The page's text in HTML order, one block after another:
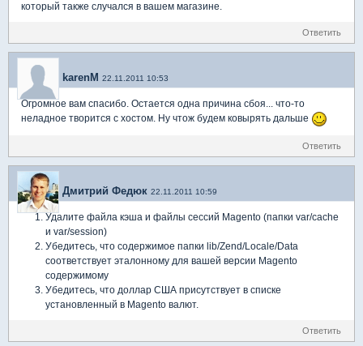
который также случался в вашем магазине.
Ответить
karenM 22.11.2011 10:53
Огромное вам спасибо. Остается одна причина сбоя... что-то
неладное творится с хостом. Ну чтож будем ковырять дальше
Ответить
Дмитрий Федюк 22.11.2011 10:59
Удалите файла кэша и файлы сессий Magento (папки var/cache
и var/session)
Убедитесь, что содержимое папки lib/Zend/Locale/Data
соответствует эталонному для вашей версии Magento
содержимому
Убедитесь, что доллар США присутствует в списке
установленный в Magento валют.
Ответить